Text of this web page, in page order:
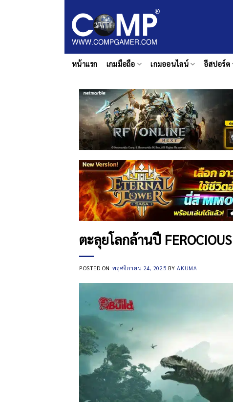
เนื้อหา
หน้าแรก เกมมือถือ เกมออนไลน์ อีสปอร์ต
ตะลุยโลกล้านปี
POSTED ON พฤศจิกายน 24, 2025 BYAKUMA